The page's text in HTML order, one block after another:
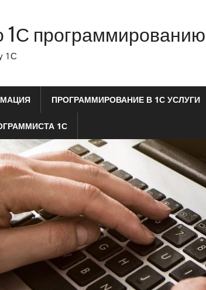
1С программированию
1С
ПРОГРАММИРОВАНИЕ В 1С УСЛУГИ
1С